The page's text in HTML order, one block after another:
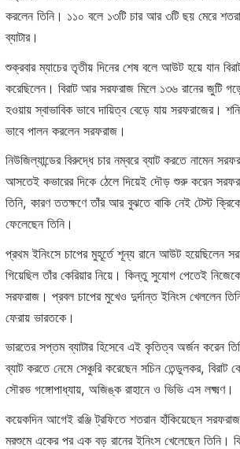
করলেন তিনি। ১১০ বলে ১৩টি চার আর ৩টি ছয় মেরে
ব্যাটার।
শুক্রবার ম্যাচের তৃতীয় দিনের শেষ বলে আউট হয়ে যান
করেছিলেন। বিরাট আর সরফরাজ মিলে ১৩৬ রানের জুটি
হওয়ায় স্বাভাবিক ভাবে দায়িত্ব বেড়ে যায় সরফরাজের।
ভাবে পালন করলেন সরফরাজ।
নিউজিল্যান্ডের বিরুদ্ধে চার নম্বরে ব্যাট করতে নামেন
আসতেই কভারের দিকে ঠেলে দিয়েই দৌড় শুরু করেন
তিনি, কারণ ততক্ষণে তাঁর আর বুঝতে বাকি নেই টেস্ট
ফেলেছেন তিনি।
প্রথম ইনিংসে চাপের মুহূর্তে শূন্য রানে আউট হয়েছিলেন
গিয়েছিল তাঁর কেরিয়ার নিয়ে। কিন্তু সুযোগ পেতেই
সরফরাজ। প্রবল চাপের মুখেও দুর্দান্ত ইনিংস খেললেন
ফেরায় ভারতকে।
ভারতের সপ্তম ব্যাটার হিসেবে এই কৃতিত্ব অর্জন করেন
ব্যাট করতে নেমে সেঞ্চুরি করেছেন সচিন তেন্ডুলকর, বিরাট
সৌরভ গঙ্গোপাধ্যায়, অজিঙ্ক রাহানে ও ভিভি এস লক্ষ্মণ।
কয়েকদিন আগেই রঞ্জি ট্রফিতে শতরান হাঁকিয়েছেন
মরশুমে একের পর এক বড় রানের ইনিংস খেলেছেন তিনি।